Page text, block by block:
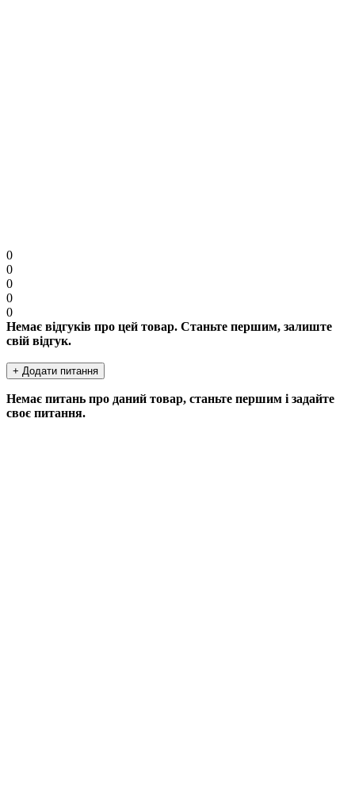
0
0
0
0
0
Немає відгуків про цей товар. Станьте першим, залиште
свій відгук.
+ Додати питання
Немає питань про даний товар, станьте першим і задайте
своє питання.